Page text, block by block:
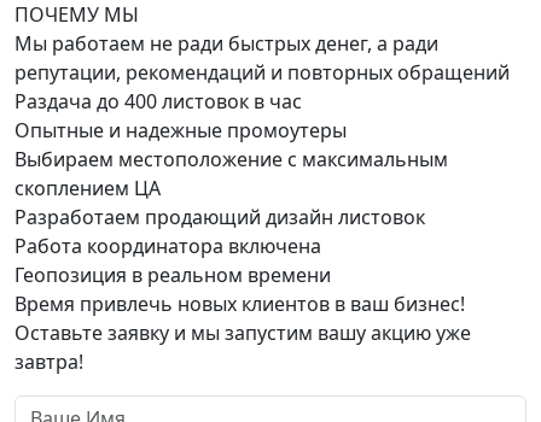
ПОЧЕМУ МЫ
Мы работаем не ради быстрых денег, а ради
репутации, рекомендаций и повторных обращений
Раздача до 400 листовок в час
Опытные и надежные промоутеры
Выбираем местоположение с максимальным
скоплением ЦА
Разработаем продающий дизайн листовок
Работа координатора включена
Геопозиция в реальном времени
Время привлечь новых клиентов в ваш бизнес!
Оставьте заявку и мы запустим вашу акцию уже
завтра!